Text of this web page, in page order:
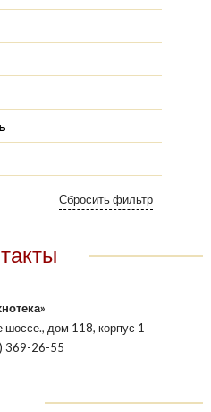
шоссе., дом 118, корпус 1
369-26-55